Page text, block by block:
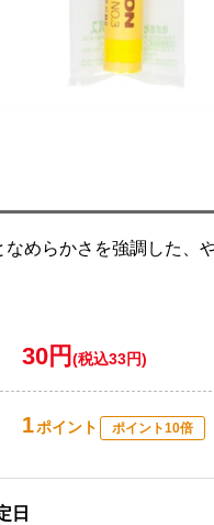
なめらかさを強調した、
30円 (税込33円)
1ポイント ポイント10倍
日